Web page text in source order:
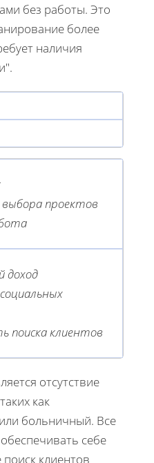
без работы. Это
более
наличия
проектов
доход
поиска клиентов
отсутствие
как
больничный. Все
себе
клиентов